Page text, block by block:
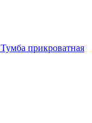
Тумба прикроватная